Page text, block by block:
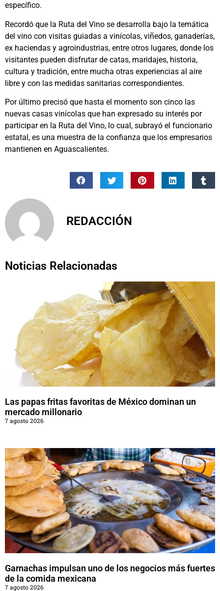
específico.
Recordó que la Ruta del Vino se desarrolla bajo la temática
del vino con visitas guiadas a vinícolas, viñedos, ganaderías,
ex haciendas y agroindustrias, entre otros lugares, donde los
visitantes pueden disfrutar de catas, maridajes, historia,
cultura y tradición, entre mucha otras experiencias al aire
libre y con las medidas sanitarias correspondientes.
Por último precisó que hasta el momento son cinco las
nuevas casas vinícolas que han expresado su interés por
participar en la Ruta del Vino, lo cual, subrayó el funcionario
estatal, es una muestra de la confianza que los empresarios
mantienen en Aguascalientes.
REDACCIÓN
Noticias Relacionadas
Las papas fritas favoritas de México dominan un
mercado millonario
7 agosto 2026
Garnachas impulsan uno de los negocios más fuertes
de la comida mexicana
7 agosto 2026